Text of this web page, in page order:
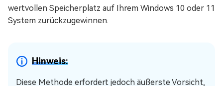
wertvollen Speicherplatz auf Ihrem Windows 10 oder 11
System zurückzugewinnen.
Hinweis:
Diese Methode erfordert jedoch äußerste Vorsicht,